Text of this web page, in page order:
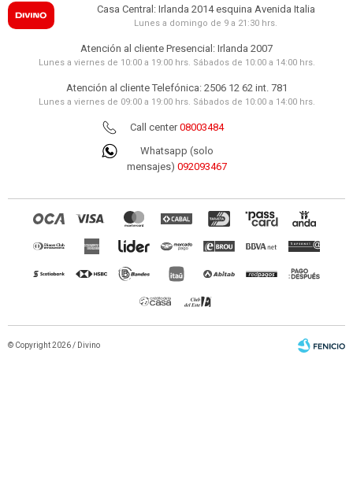
Casa Central: Irlanda 2014 esquina Avenida Italia
Lunes a domingo de 9 a 21:30 hrs.
Atención al cliente Presencial: Irlanda 2007
Lunes a viernes de 10:00 a 19:00 hrs. Sábados de 10:00 a 14:00 hrs.
Atención al cliente Telefónica: 2506 12 62 int. 781
Lunes a viernes de 09:00 a 19:00 hrs. Sábados de 10:00 a 14:00 hrs.
Call center08003484
Whatsapp (solo
mensajes) 092093467
© Copyright 2026 / Divino